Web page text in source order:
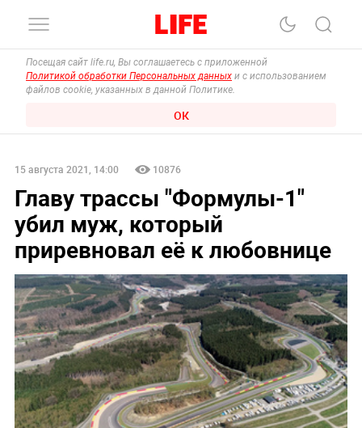
Посещая сайт life.ru, Вы соглашаетесь с приложенной
Политикой обработки Персональных данных и с использованием
файлов cookie, указанных в данной Политике.
ОК
15 августа 2021, 14:00 10876
Главу трассы "Формулы-1"
убил муж, который
приревновал её к любовнице